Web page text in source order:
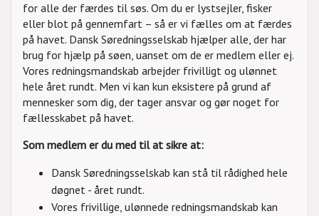
for alle der færdes til søs. Om du er lystsejler, fisker
eller blot på gennemfart – så er vi fælles om at færdes
på havet. Dansk Søredningsselskab hjælper alle, der har
brug for hjælp på søen, uanset om de er medlem eller ej.
Vores redningsmandskab arbejder frivilligt og ulønnet
hele året rundt. Men vi kan kun eksistere på grund af
mennesker som dig, der tager ansvar og gør noget for
fællesskabet på havet.
Som medlem er du med til at sikre at:
Dansk Søredningsselskab kan stå til rådighed hele
døgnet - året rundt.
Vores frivillige, ulønnede redningsmandskab kan